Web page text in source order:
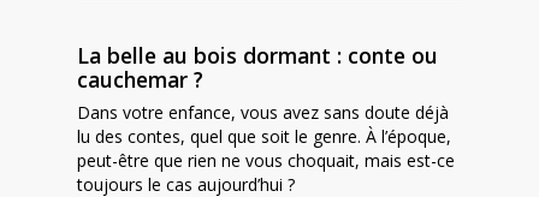
La belle au bois dormant : conte ou
cauchemar ?
Dans votre enfance, vous avez sans doute déjà
lu des contes, quel que soit le genre. À l’époque,
peut-être que rien ne vous choquait, mais est-ce
toujours le cas aujourd’hui ?